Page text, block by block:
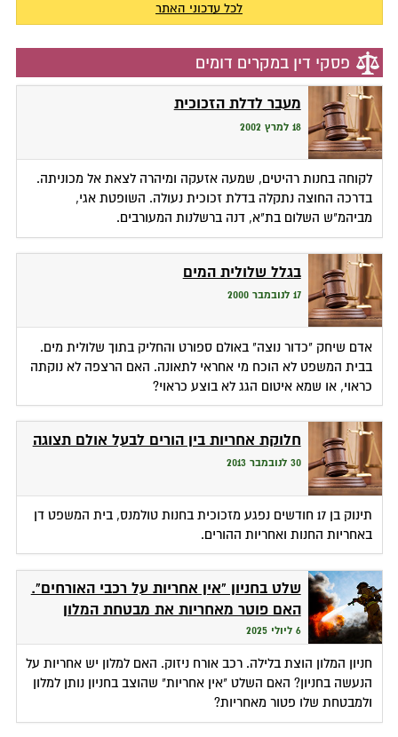
לכל עדכוני האתר
פסקי דין במקרים דומים
מעבר לדלת הזכוכית
18 למרץ 2002
לקוחה בחנות רהיטים, שמעה אזעקה ומיהרה לצאת אל מכוניתה.
בדרכה החוצה נתקלה בדלת זכוכית נעולה. השופטת אגי,
מביהמ"ש השלום בת"א, דנה ברשלנות המעורבים.
בגלל שלולית המים
17 לנובמבר 2000
אדם שיחק "כדור נוצה" באולם ספורט והחליק בתוך שלולית מים.
בבית המשפט לא הוכח מי אחראי לתאונה. האם הרצפה לא נוקתה
כראוי, או שמא איטום הגג לא בוצע כראוי?
חלוקת אחריות בין הורים לבעל אולם תצוגה
30 לנובמבר 2013
תינוק בן 17 חודשים נפגע מזכוכית בחנות טולמנס, בית המשפט דן
באחריות החנות ואחריות ההורים.
שלט בחניון "אין אחריות על רכבי האורחים".
האם פוטר מאחריות את מבטחת המלון
6 ליולי 2025
חניון המלון הוצת בלילה. רכב אורח ניזוק. האם למלון יש אחריות על
הנעשה בחניון? האם השלט "אין אחריות" שהוצב בחניון נותן למלון
ולמבטחת שלו פטור מאחריות?